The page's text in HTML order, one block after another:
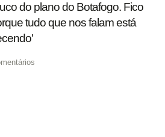
do plano do Botafogo. Fico
tudo que nos falam está